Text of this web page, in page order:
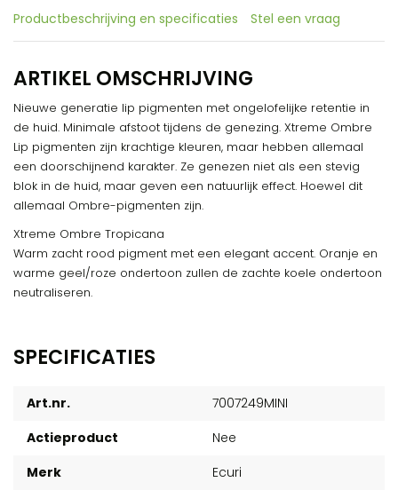
Productbeschrijving en specificaties Stel een vraag
ARTIKEL OMSCHRIJVING
Nieuwe generatie lip pigmenten met ongelofelijke retentie in
de huid. Minimale afstoot tijdens de genezing. Xtreme Ombre
Lip pigmenten zijn krachtige kleuren, maar hebben allemaal
een doorschijnend karakter. Ze genezen niet als een stevig
blok in de huid, maar geven een natuurlijk effect. Hoewel dit
allemaal Ombre-pigmenten zijn.
Xtreme Ombre Tropicana
Warm zacht rood pigment met een elegant accent. Oranje en
warme geel/roze ondertoon zullen de zachte koele ondertoon
neutraliseren.
SPECIFICATIES
Art.nr.
7007249MINI
Actieproduct
Nee
Merk
Ecuri